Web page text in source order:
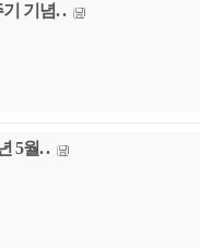
기념. .
5월. .